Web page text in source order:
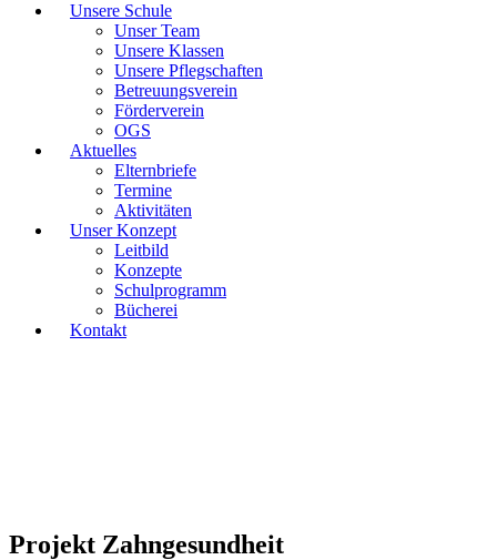
Unsere Schule
Unser Team
Unsere Klassen
Unsere Pflegschaften
Betreuungsverein
Förderverein
OGS
Aktuelles
Elternbriefe
Termine
Aktivitäten
Unser Konzept
Leitbild
Konzepte
Schulprogramm
Bücherei
Kontakt
Projekt Zahngesundheit